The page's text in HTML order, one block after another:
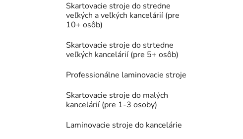
Skartovacie stroje do stredne
veľkých a veľkých kancelárií (pre
10+ osôb)
Skartovacie stroje do strtedne
veľkých kancelárií (pre 5+ osôb)
Professionálne laminovacie stroje
Skartovacie stroje do malých
kancelárií (pre 1-3 osoby)
Laminovacie stroje do kancelárie